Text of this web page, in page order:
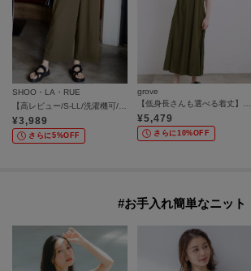
SHOO・LA・RUE
【高レビュー/S-LL/洗濯機可/セットアップ可】着丈選べる 軽凛(かろりん) ひんやりフラップイージーパンツ
¥3,989
さらに5%OFF
grove
【低身長さんも選べる着丈】モクロディフレンチワンピース
¥5,479
さらに10%OFF
#お手入れ簡単なニット